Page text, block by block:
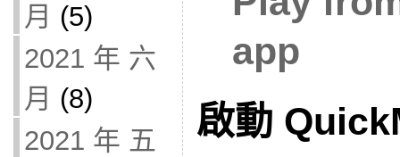
月 (5)
2021 年 六
月 (8)
2021 年 五
app
啟動